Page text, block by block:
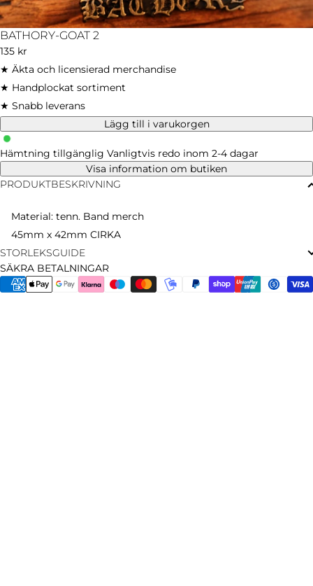
BATHORY-GOAT 2
Ordinarie
pris
135 kr
★ Äkta och licensierad merchandise
★ Handplockat sortiment
★ Snabb leverans
Lägg till i varukorgen
Hämtning tillgänglig Vanligtvis redo inom 2-4 dagar
Visa information om butiken
PRODUKTBESKRIVNING
Material: tenn. Band merch
45mm x 42mm CIRKA
STORLEKSGUIDE
SÄKRA BETALNINGAR